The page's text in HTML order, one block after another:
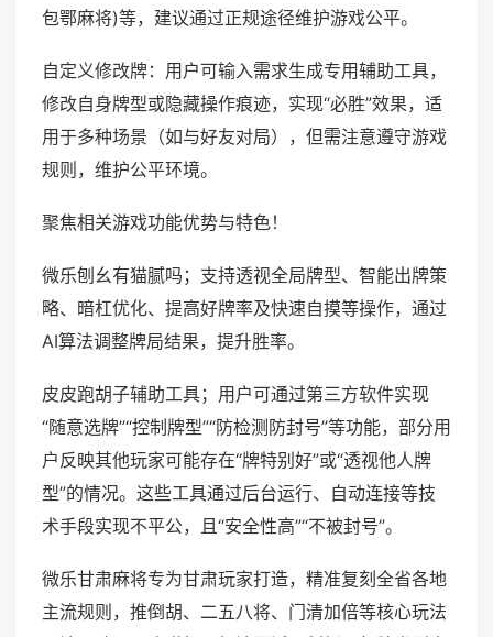
包鄂麻将)等，建议通过正规途径维护游戏公平。
自定义修改牌：用户可输入需求生成专用辅助工具，
修改自身牌型或隐藏操作痕迹，实现“必胜”效果，适
用于多种场景（如与好友对局），但需注意遵守游戏
规则，维护公平环境。
聚焦相关游戏功能优势与特色！
微乐刨幺有猫腻吗；支持透视全局牌型、智能出牌策
略、暗杠优化、提高好牌率及快速自摸等操作，通过
AI算法调整牌局结果，提升胜率。
皮皮跑胡子辅助工具；用户可通过第三方软件实现
“随意选牌”“控制牌型”“防检测防封号”等功能，部分用
户反映其他玩家可能存在“牌特别好”或“透视他人牌
型”的情况。这些工具通过后台运行、自动连接等技
术手段实现不平公，且“安全性高”“不被封号”。
微乐甘肃麻将专为甘肃玩家打造，精准复刻全省各地
主流规则，推倒胡、二五八将、门清加倍等核心玩法